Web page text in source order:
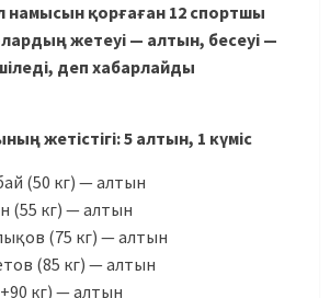
намысын қорғаған 12 спортшы
жетеуі — алтын, бесеуі —
деп хабарлайды
жетістігі: 5 алтын, 1 күміс
(50 кг) — алтын
(55 кг) — алтын
(75 кг) — алтын
(85 кг) — алтын
кг) — алтын